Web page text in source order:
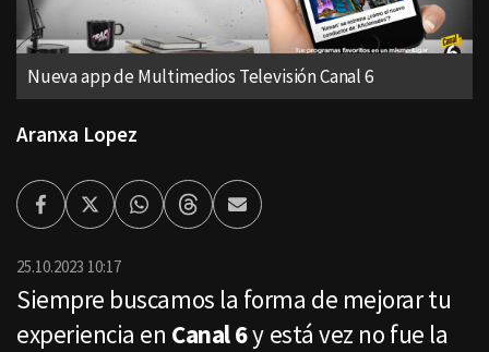
Nueva app de Multimedios Televisión Canal 6
Aranxa Lopez
FacebookTwitterWhatsappThreadsEnviar
por
25.10.2023 10:17
Siempre buscamos la forma de mejorar tu
experiencia en Canal 6y está vez no fue la